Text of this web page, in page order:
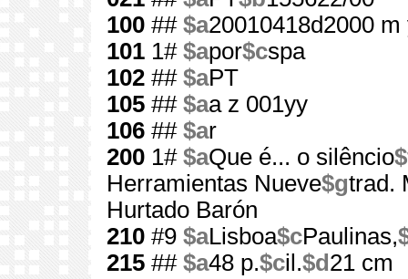
100 ## $a20010418d2000
101 1# $apor$cspa
102 ## $aPT
105 ## $aa z 001yy
106 ## $ar
200 1# $aQue é... o silêncio
Herramientas Nueve$gtrad.
Hurtado Barón
210 #9 $aLisboa$cPaulinas,
215 ## $a48 p.$cil.$d 21 cm